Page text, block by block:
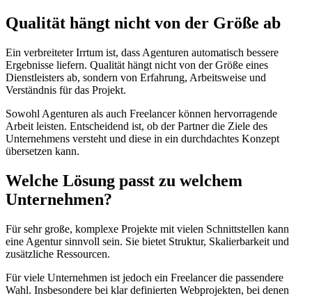
Qualität hängt nicht von der Größe ab
Ein verbreiteter Irrtum ist, dass Agenturen automatisch bessere
Ergebnisse liefern. Qualität hängt nicht von der Größe eines
Dienstleisters ab, sondern von Erfahrung, Arbeitsweise und
Verständnis für das Projekt.
Sowohl Agenturen als auch Freelancer können hervorragende
Arbeit leisten. Entscheidend ist, ob der Partner die Ziele des
Unternehmens versteht und diese in ein durchdachtes Konzept
übersetzen kann.
Welche Lösung passt zu welchem
Unternehmen?
Für sehr große, komplexe Projekte mit vielen Schnittstellen kann
eine Agentur sinnvoll sein. Sie bietet Struktur, Skalierbarkeit und
zusätzliche Ressourcen.
Für viele Unternehmen ist jedoch ein Freelancer die passendere
Wahl. Insbesondere bei klar definierten Webprojekten, bei denen